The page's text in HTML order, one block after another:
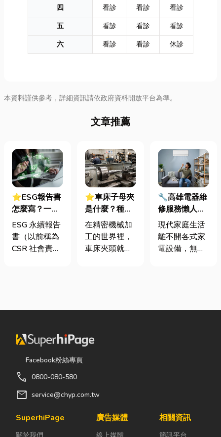
四
看診 看診
看診
五
看診 看診
看診
六
看診 看診 休診
本資料謹供參考，詳細資訊請依政府資料開放平台為準。
文章推薦
⭐ESG報告書
怎麼寫？一定
要上市櫃才寫
嗎？3步驟擺
脫綠色轉型焦
ESG 永續報告
書（以前稱為
CSR 社會責任
責任（S）與
（G）三個維
度營運成果的
正式文件。它
「健康體檢
表」與「永續
多中小企業主
⭐車床子母夾
是什麼？種
類、規格挑選
與台灣採購推
薦完整指南
在精密機械加
工的世界裡，
車床夾頭就像
的工件。然
異形材或精密
大量時間拆裝
這時，車床子
🔧高雄電器維
修服務懶人包
｜冷氣、冰
箱、洗衣機專
業維修
現代家庭生活
離不開各式家
電設備，無論
還是每天幫助
僅能快速排除
Facebook粉絲專頁
call 0800-080-580
mail service@chyp.com.tw
SuperhiPage
關於我們
廣告媒體
線上媒體
相關資訊
簡訊平台